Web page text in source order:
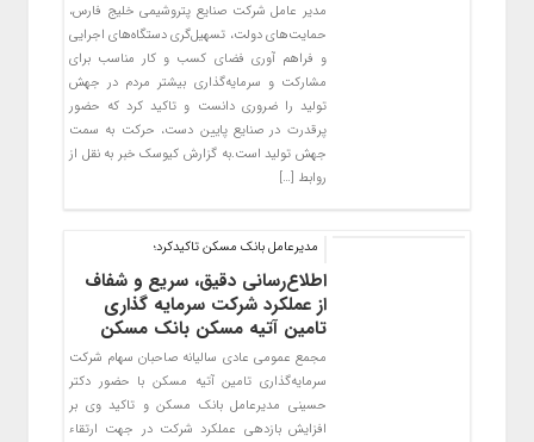
مدیر عامل شرکت صنایع پتروشیمی خلیج فارس،
حمایت‌های دولت، تسهیل‌گری دستگاه‌های اجرایی
و فراهم آوری فضای کسب و کار مناسب برای
مشارکت و سرمایه‌گذاری بیشتر مردم در جهش
تولید را ضروری دانست و تاکید کرد که حضور
پرقدرت در صنایع پایین دست، حرکت به سمت
جهش تولید است.به گزارش کیوسک خبر به نقل از
روابط […]
مدیرعامل بانک مسکن تاکیدکرد؛
اطلاع‌رسانی دقیق، سریع و شفاف
از عملکرد شرکت سرمایه گذاری
تامین آتیه مسکن بانک مسکن
مجمع عمومی عادی سالیانه صاحبان سهام شرکت
سرمایه‌گذاری تامین آتیه مسکن با حضور دکتر
حسینی مدیرعامل بانک مسکن و تاکید وی بر
افزایش بازدهی عملکرد شرکت در جهت ارتقاء